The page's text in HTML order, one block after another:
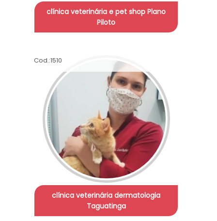
clínica veterinária e pet shop Plano
Piloto
Cod.:1510
clínica veterinária dermatologia
Taguatinga